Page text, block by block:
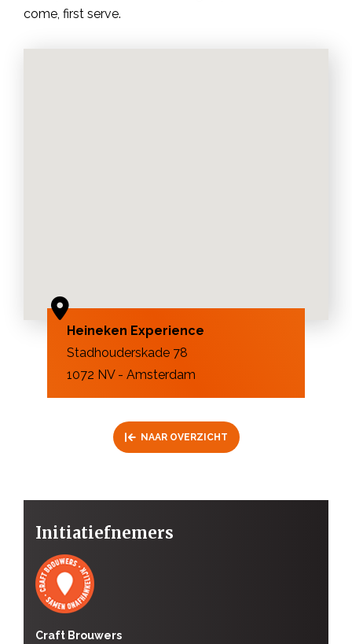
come, first serve.
Heineken Experience
Stadhouderskade 78
1072 NV - Amsterdam
NAAR OVERZICHT
Initiatiefnemers
Craft Brouwers